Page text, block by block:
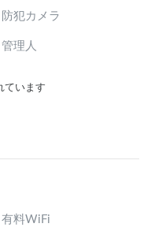
防犯カメラ
管理人
ています
有料WiFi